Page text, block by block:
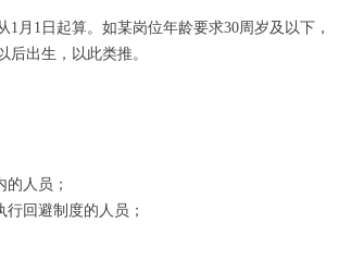
1日起算。如某岗位年龄要求30周岁及以下，
后出生，以此类推。
人员；
回避制度的人员；